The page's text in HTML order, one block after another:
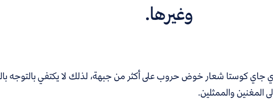
وغيرها.
جاي كوستا شعار خوض حروب على أكثر من جبهة، لذلك لا يكتفي بالتوجه
المغنين والممثلين.